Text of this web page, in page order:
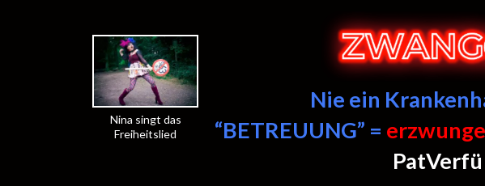
Nina singt das
Freiheitslied
Nie ein
“BETREUUNG” =